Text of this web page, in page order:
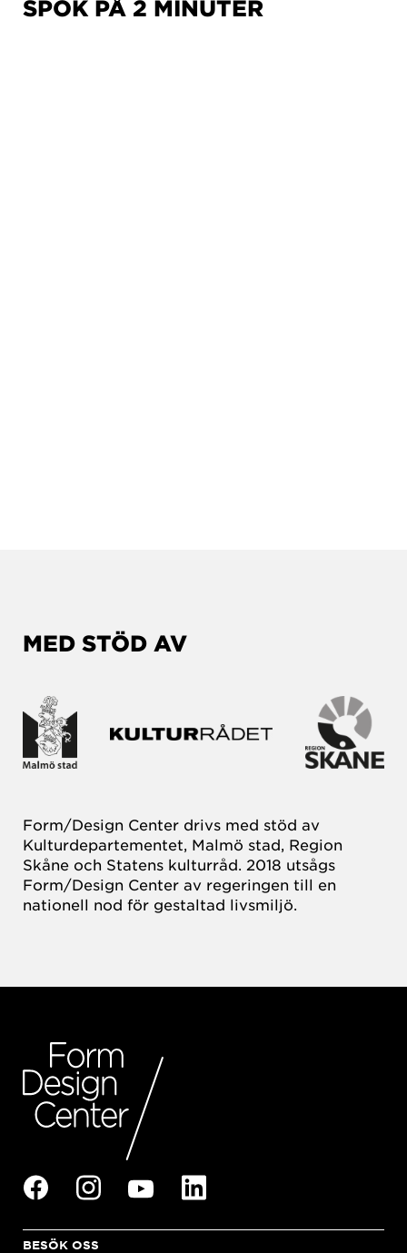
SPOK PÅ 2 MINUTER
MED STÖD AV
Form/Design Center drivs med stöd av
Kulturdepartementet, Malmö stad, Region
Skåne och Statens kulturråd. 2018 utsågs
Form/Design Center av regeringen till en
nationell nod för gestaltad livsmiljö.
BESÖK OSS